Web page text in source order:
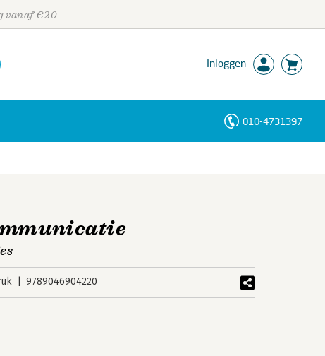
vanaf €20
Inloggen
010-4731397
9789046904220
Personen